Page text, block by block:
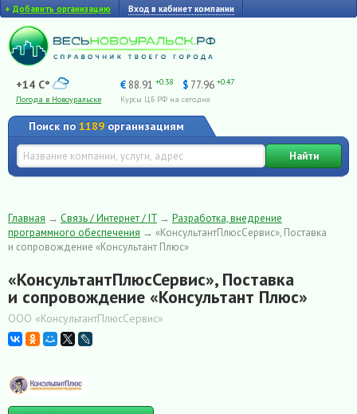
+ Добавить организацию Вход в кабинет компании
+14 C°
Погода в Новоуральске
€ 88.91 +0.38 $ 77.96 +0.47
Курсы ЦБ РФ на сегодня
Поиск по 1189 организациям
Найти
Главная → Связь / Интернет / IT → Разработка, внедрение
программного обеспечения → «КонсультантПлюсСервис», Поставка
и сопровождение «Консультант Плюс»
«КонсультантПлюсСервис», Поставка
и сопровождение «Консультант Плюс»
ООО «КонсультантПлюсСервис»